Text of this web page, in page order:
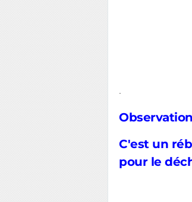
C'est un
pour le